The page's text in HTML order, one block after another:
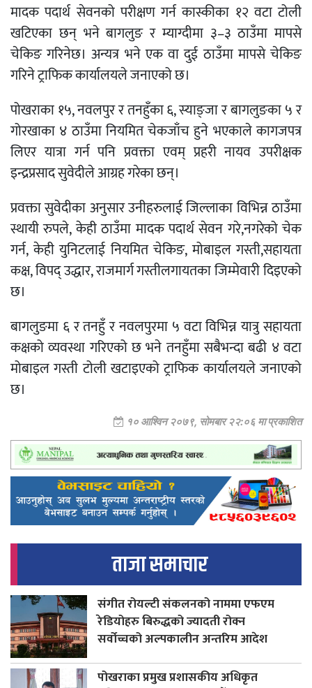
मादक पदार्थ सेवनको परीक्षण गर्न कास्कीका १२ वटा टोली
खटिएका छन् भने बागलुङ र म्याग्दीमा ३–३ ठाउँमा मापसे
चेकिङ गरिनेछ। अन्यत्र भने एक वा दुई ठाउँमा मापसे चेकिङ
गरिने ट्राफिक कार्यालयले जनाएको छ।
पोखराका १५, नवलपुर र तनहुँका ६, स्याङ्जा र बागलुङका ५ र
गोरखाका ४ ठाउँमा नियमित चेकजाँच हुने भएकाले कागजपत्र
लिएर यात्रा गर्न पनि प्रवक्ता एवम् प्रहरी नायव उपरीक्षक
इन्द्रप्रसाद सुवेदीले आग्रह गरेका छन्।
प्रवक्ता सुवेदीका अनुसार उनीहरुलाई जिल्लाका विभिन्न ठाउँमा
स्थायी रुपले, केही ठाउँमा मादक पदार्थ सेवन गरे,नगरेको चेक
गर्न, केही युनिटलाई नियमित चेकिङ, मोबाइल गस्ती,सहायता
कक्ष, विपद् उद्धार, राजमार्ग गस्तीलगायतका जिम्मेवारी दिइएको
छ।
बागलुङमा ६ र तनहुँ र नवलपुरमा ५ वटा विभिन्न यात्रु सहायता
कक्षको व्यवस्था गरिएको छ भने तनहुँमा सबैभन्दा बढी ४ वटा
मोबाइल गस्ती टोली खटाइएको ट्राफिक कार्यालयले जनाएको
छ।
१० आश्विन २०७९, सोमबार २२:०६ मा प्रकाशित
ताजा समाचार
संगीत रोयल्टी संकलनको नाममा एफएम
रेडियोहरु बिरुद्धको ज्यादती रोक्न
सर्वोच्चको अल्पकालीन अन्तरिम आदेश
पोखराका प्रमुख प्रशासकीय अधिकृत